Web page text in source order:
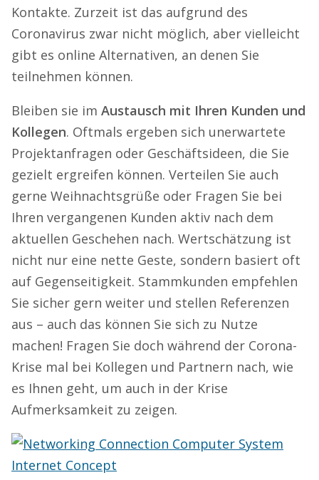
Kontakte. Zurzeit ist das aufgrund des
Coronavirus zwar nicht möglich, aber vielleicht
gibt es online Alternativen, an denen Sie
teilnehmen können.
Bleiben sie im Austausch mit Ihren Kunden und
Kollegen. Oftmals ergeben sich unerwartete
Projektanfragen oder Geschäftsideen, die Sie
gezielt ergreifen können. Verteilen Sie auch
gerne Weihnachtsgrüße oder Fragen Sie bei
Ihren vergangenen Kunden aktiv nach dem
aktuellen Geschehen nach. Wertschätzung ist
nicht nur eine nette Geste, sondern basiert oft
auf Gegenseitigkeit. Stammkunden empfehlen
Sie sicher gern weiter und stellen Referenzen
aus – auch das können Sie sich zu Nutze
machen! Fragen Sie doch während der Corona-
Krise mal bei Kollegen und Partnern nach, wie
es Ihnen geht, um auch in der Krise
Aufmerksamkeit zu zeigen.